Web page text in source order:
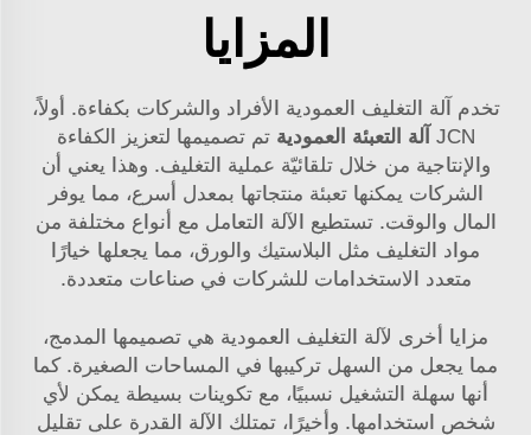
المزايا
تخدم آلة التغليف العمودية الأفراد والشركات بكفاءة. أولاً،
JCN آلة التعبئة العموديةتم تصميمها لتعزيز الكفاءة
والإنتاجية من خلال تلقائيّة عملية التغليف. وهذا يعني أن
الشركات يمكنها تعبئة منتجاتها بمعدل أسرع، مما يوفر
المال والوقت. تستطيع الآلة التعامل مع أنواع مختلفة من
مواد التغليف مثل البلاستيك والورق، مما يجعلها خيارًا
متعدد الاستخدامات للشركات في صناعات متعددة.
مزايا أخرى لآلة التغليف العمودية هي تصميمها المدمج،
مما يجعل من السهل تركيبها في المساحات الصغيرة. كما
أنها سهلة التشغيل نسبيًا، مع تكوينات بسيطة يمكن لأي
شخص استخدامها. وأخيرًا، تمتلك الآلة القدرة على تقليل